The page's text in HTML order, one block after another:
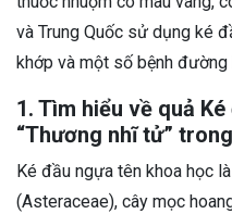
và Trung Quốc sử dụng ké
khớp và một số bệnh đường
1. Tìm hiểu về quả
“Thương nhĩ tử”
Ké đầu ngựa tên khoa học
(Asteraceae), cây mọc